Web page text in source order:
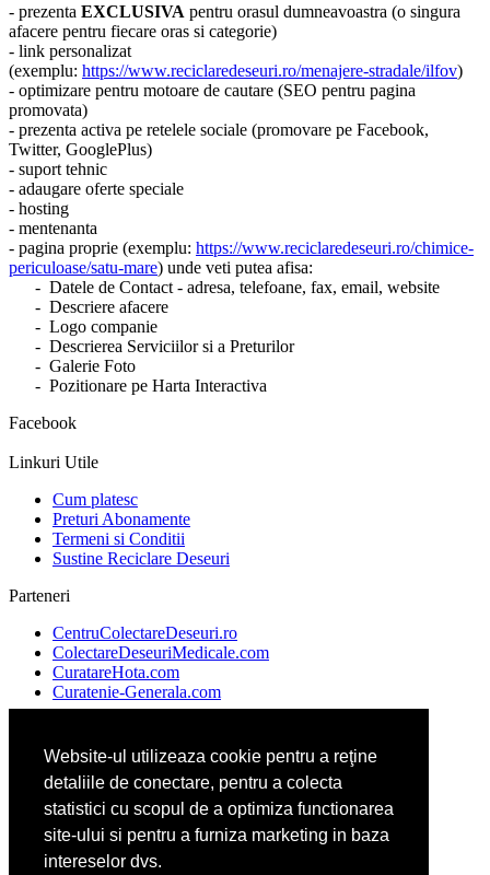
Website-ul utilizeaza cookie pentru a reţine
detaliile de conectare, pentru a colecta
statistici cu scopul de a optimiza functionarea
site-ului si pentru a furniza marketing in baza
intereselor dvs.
- prezenta EXCLUSIVA pentru orasul dumneavoastra (o singura
afacere pentru fiecare oras si categorie)
- link personalizat
(exemplu: https://www.reciclaredeseuri.ro/menajere-stradale/ilfov)
- optimizare pentru motoare de cautare (SEO pentru pagina
promovata)
- prezenta activa pe retelele sociale (promovare pe Facebook,
Twitter, GooglePlus)
- suport tehnic
- adaugare oferte speciale
- hosting
- mentenanta
- pagina proprie (exemplu: https://www.reciclaredeseuri.ro/chimice-
periculoase/satu-mare) unde veti putea afisa:
- Datele de Contact - adresa, telefoane, fax, email, website
- Descriere afacere
- Logo companie
- Descrierea Serviciilor si a Preturilor
- Galerie Foto
- Pozitionare pe Harta Interactiva
Facebook
Linkuri Utile
Cum platesc
Preturi Abonamente
Termeni si Conditii
Sustine Reciclare Deseuri
Parteneri
CentruColectareDeseuri.ro
ColectareDeseuriMedicale.com
CuratareHota.com
Curatenie-Generala.com
DeratizareDezinsectie.ro
Spalatorie-Covoare.com
Spalatorie-Curatatorie.com
Spalatorie-Curatatorie.ro